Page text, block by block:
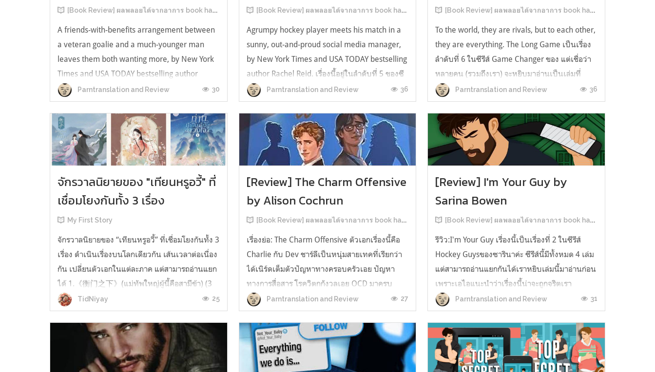
[Book Review] ผลพลอยได้จากอาการ book hangover หลังอ่านสารพัน MM Romance
A friends-with-benefits arrangement between
a veteran goalie and a much-younger man
leaves them both wanting more, by New York
Times and USA TODAY bestselling author
Rachel Reid. เป็นเรื่องลำดับที่ 4ในซีรีส์ Game
Changer และเป็นเล่มที่ 4 ที่เราหยิบมาอ่าน ใน
ที่สุดลำดับเรื่องกับลำดับที่หยิบอ่านก็ตรงกั...
Parntranslation and Review 30
[Book Review] ผลพลอยได้จากอาการ book hangover หลังอ่านสารพัน MM Romance
Agrumpy hockey player meets his match in a
sunny, out-and-proud social media manager,
by New York Times and USA TODAY bestselling
author Rachel Reid. เรื่องนี้อยู่ในลำดับที่ 5 ของซี
รีส์ Game Changer แต่เป็นเรื่องที่ 3 ที่เราหยิบมา
อ่าน เพราะเห็นว่าเป็นเรื่องในไทม์ไลน์เดียวกันกับ
TheLong Game ประกอบกั...
Parntranslation and Review 36
[Book Review] ผลพลอยได้จากอาการ book hangover หลังอ่านสารพัน MM Romance
To the world, they are rivals, but to each other,
they are everything. The Long Game เป็นเรื่อง
ลำดับที่ 6 ในซีรีส์ Game Changer ของ แต่เชื่อว่า
หลายคน (รวมถึงเรา) จะหยิบมาอ่านเป็นเล่มที่
2หลังจากอ่าน Heated Rivalry มา555 เรื่องย่อ:
The Long Game เล่ม Long Game นี่จะเป็น
ประมาณ2 ปีหลังจาก HR จะดำเนินเ...
Parntranslation and Review 36
จักรวาลนิยายของ "เทียนหรูอวี้" ที่
เชื่อมโยงกันทั้ง 3 เรื่อง
My First Story
จักรวาลนิยายของ “เทียนหรูอวี้” ที่เชื่อมโยงกันทั้ง 3
เรื่อง ดำเนินเรื่องบนโลกเดียวกัน เส้นเวลาต่อเนื่อง
กัน เปลี่ยนตัวเอกในแต่ละภาค แต่สามารถอ่านแยก
ได้ 1.《衡门之下》(แม่ทัพใหญ่ผู้นี้คือสามีข้า) (3
เล่มจบ) เป็นเรื่องที่เกิดก่อน เล่าเรื่องของ ฝูถิง กับ
หลี่ชีฉือ ที่ต้องแต่งงานกันก่อนจะใช้ชีวิตห่างไกล
TidNiyay 25
[Review] The Charm Offensive
by Alison Cochrun
[Book Review] ผลพลอยได้จากอาการ book hangover หลังอ่านสารพัน MM Romance
เรื่องย่อ: The Charm Offensive ตัวเอกเรื่องนี้คือ
Charlie กับ Dev ชาร์ลีเป็นหนุ่มสายเทคที่เรียกว่า
ได้เนิร์ดเต็มตัวปัญหาทางครอบครัวเอย ปัญหา
ทางการสื่อสาร โรควิตกกังวลเอย OCD มาครบ
เรียกได้ว่าครบองค์ประกอบความโอตะ เขาทั้งไม่
เชื่อในรักแท้ ไม่เคยมีความสัมพันธ์ในเชิงโรแมนติก
กับใคร หรืออาจเรียกว่าไม่เคยรู...
Parntranslation and Review 27
[Review] I'm Your Guy by
Sarina Bowen
[Book Review] ผลพลอยได้จากอาการ book hangover หลังอ่านสารพัน MM Romance
รีวิว:I'm Your Guy เรื่องนี้เป็นเรื่องที่ 2 ในซีรีส์
Hockey Guysของซารินาค่ะ ซีรีส์นี้มีทั้งหมด 4 เล่ม
แต่สามารถอ่านแยกกันได้เราหยิบเล่มนี้มาอ่านก่อน
เพราะเอไอแนะนำว่าเรื่องนี้น่าจะถูกจริตเรา
มากกว่า555 เรื่องนี้เป็นเรื่องราวของ TOMMASO
นักกีฬาฮอกกี้ NHL กับ Carter มัณฑนากรมือฉมัง
ทอมมาโซเพิ่งโดนเทร...
Parntranslation and Review 31